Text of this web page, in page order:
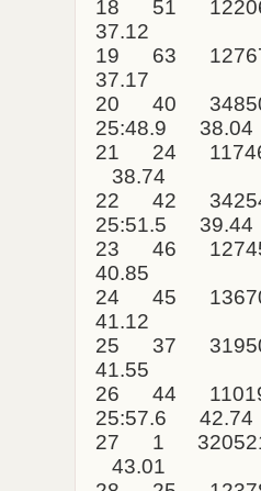
18 51
37.12
19 63
37.17
20 40
25:48.9 38.04
21 24
38.74
22 42
25:51.5 39.44
23 46
40.85
24 45
41.12
25 37
41.55
26 44
25:57.6 42.74
27 1
43.01